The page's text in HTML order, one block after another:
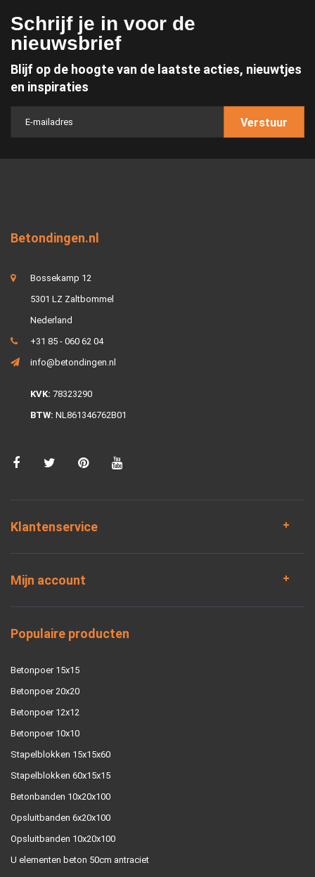
Schrijf je in voor de
nieuwsbrief
Blijf op de hoogte van de laatste acties, nieuwtjes
en inspiraties
Verstuur
Betondingen.nl
Bossekamp 12
5301 LZ Zaltbommel
Nederland
+31 85 - 060 62 04
info@betondingen.nl
KVK: 78323290
BTW: NL861346762B01
Klantenservice
Mijn account
Populaire producten
Betonpoer 15x15
Betonpoer 20x20
Betonpoer 12x12
Betonpoer 10x10
Stapelblokken 15x15x60
Stapelblokken 60x15x15
Betonbanden 10x20x100
Opsluitbanden 6x20x100
Opsluitbanden 10x20x100
U elementen beton 50cm antraciet